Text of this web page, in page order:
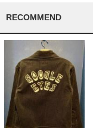
RECOMMEND